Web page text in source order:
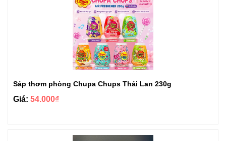
Sáp thơm phòng Chupa Chups Thái Lan 230g
Giá: 54.000₫